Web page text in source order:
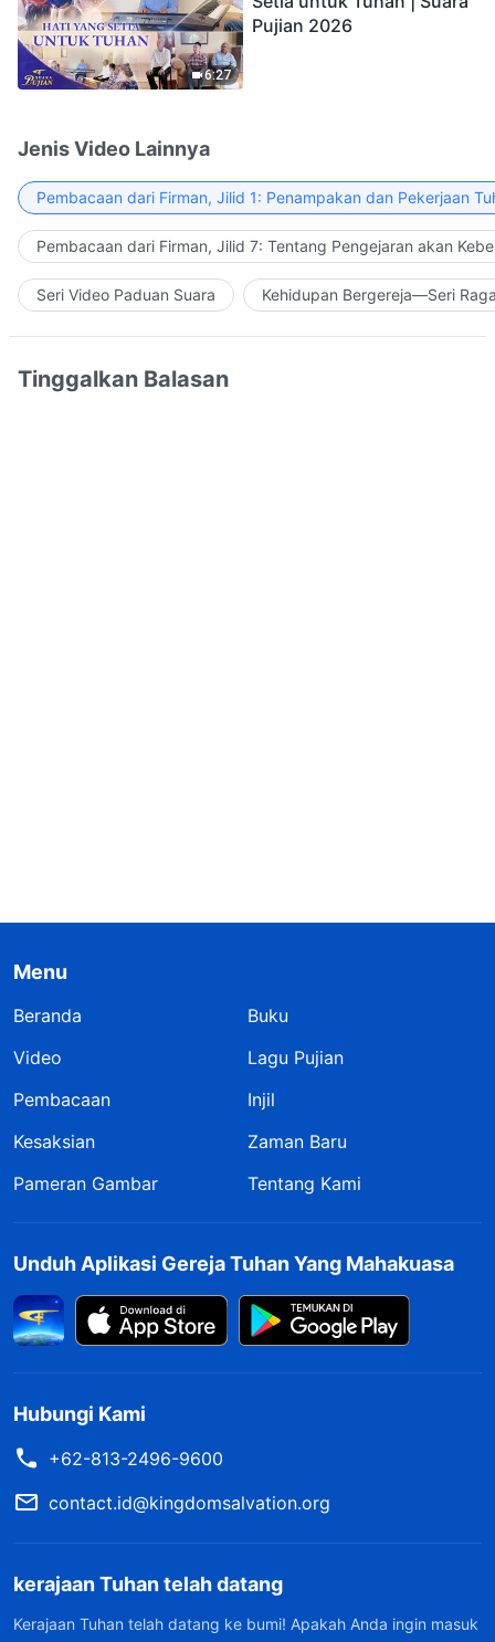
6:27
Pujian 2026
Jenis Video Lainnya
Pembacaan dari Firman, Jilid 1: Penampakan dan Pekerjaan
Pembacaan dari Firman, Jilid 7: Tentang Pengejaran akan
Seri Video Paduan Suara Kehidupan Bergereja—Seri
Tinggalkan Balasan
Menu
Beranda
Buku
Video
Lagu Pujian
Pembacaan
Injil
Kesaksian
Zaman Baru
Pameran Gambar
Tentang Kami
Unduh Aplikasi Gereja Tuhan Yang Mahakuasa
Hubungi Kami
+62-813-2496-9600
contact.id@kingdomsalvation.org
kerajaan Tuhan telah datang
Kerajaan Tuhan telah datang ke bumi! Apakah Anda ingin masuk